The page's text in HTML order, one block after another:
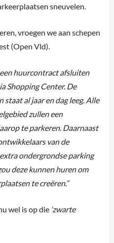
sneuvelen.
vroegen we aan schepen
(Open Vld).
huurcontract afsluiten
Shopping Center. De
al jaar en dag leeg. Alle
zullen een
te parkeren. Daarnaast
van de
ondergrondse parking
deze kunnen huren om
te creëren.”
wel is op die ‘zwarte